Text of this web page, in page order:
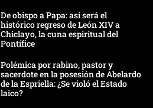
De obispo a Papa: así será el
histórico regreso de León XIV a
Chiclayo, la cuna espiritual del
Pontífice
Polémica por rabino, pastor y
sacerdote en la posesión de Abelardo
de la Espriella: ¿Se violó el Estado
laico?